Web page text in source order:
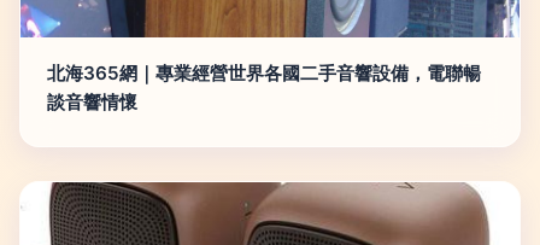
北海365網｜專業經營世界各國二手音響設備，電聯暢
談音響情懷